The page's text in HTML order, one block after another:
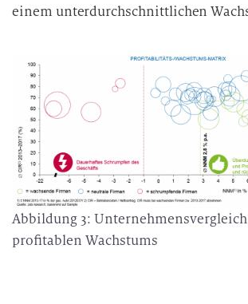
einem unterdurchschnittlichen
Abbildung 3:
profitablen Wachstums